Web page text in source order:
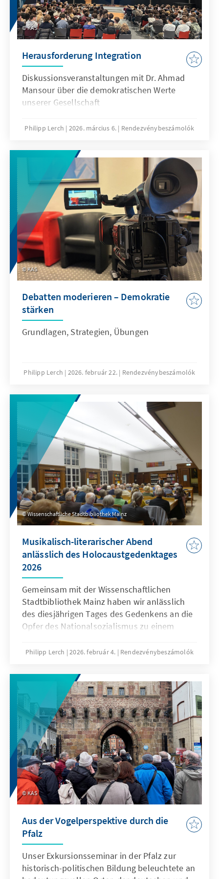
KAS
Herausforderung Integration
Diskussionsveranstaltungen mit Dr. Ahmad
Mansour über die demokratischen Werte
unserer Gesellschaft
Philipp Lerch 2026. március 6. Rendezvénybeszámolók
KAS
Debatten moderieren – Demokratie
stärken
Grundlagen, Strategien, Übungen
Philipp Lerch 2026. február 22. Rendezvénybeszámolók
Wissenschaftliche Stadtbibliothek Mainz
Musikalisch-literarischer Abend
anlässlich des Holocaustgedenktages
2026
Gemeinsam mit der Wissenschaftlichen
Stadtbibliothek Mainz haben wir anlässlich
des diesjährigen Tages des Gedenkens an die
Opfer des Nationalsozialismus zu einem
Politischen Bildung eingeladen.
Philipp Lerch 2026. február 4. Rendezvénybeszámolók
KAS
Aus der Vogelperspektive durch die
Pfalz
Unser Exkursionsseminar in der Pfalz zur
historisch-politischen Bildung beleuchtete an